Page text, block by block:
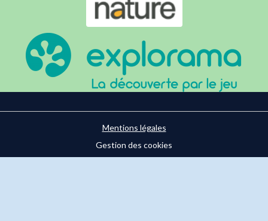
Mentions légales
Gestion des cookies